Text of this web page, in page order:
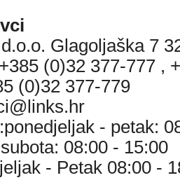
Glagoljaška 7
(0)32 377-777 ,
(0)32 377-779
- petak:
- 15:00
- Petak 08:00 -